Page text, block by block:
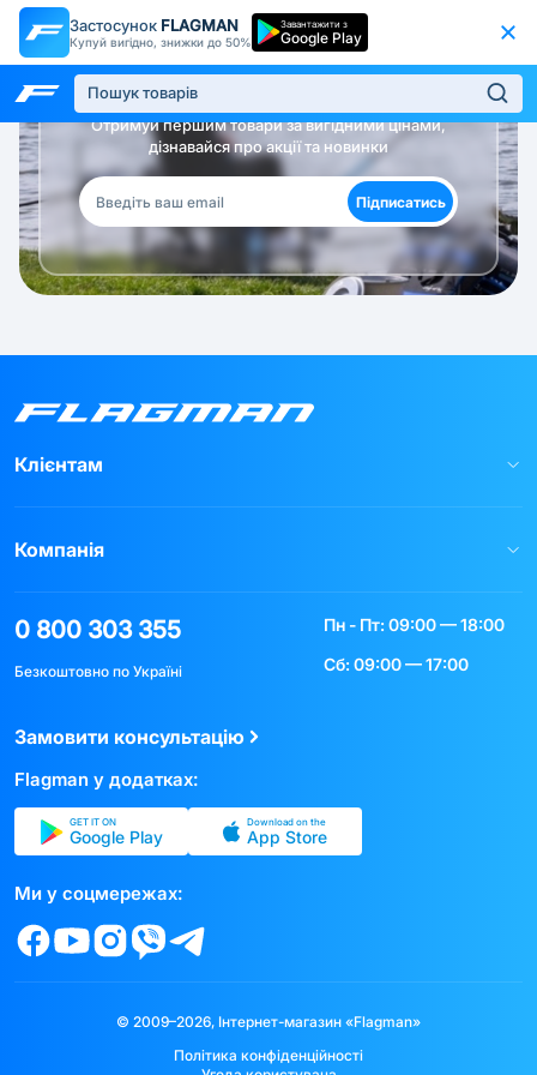
Застосунок FLAGMAN
Купуй вигідно, знижки до 50%
Завантажити з
Google Play
Будь в курсі!
Отримуй першим товари за вигідними цінами,
дізнавайся про акції та новинки
Підписатись
Клієнтам
Компанія
0 800 303 355
Безкоштовно по Україні
Пн - Пт: 09:00 — 18:00
Сб: 09:00 — 17:00
Замовити консультацію
Flagman у додатках:
GET IT ON
Google Play
Download on the
App Store
Ми у соцмережах:
© 2009–2026, Інтернет-магазин «Flagman»
Політика конфіденційності